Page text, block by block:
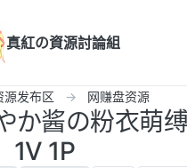
真紅の資源討論組
源发布区 网赚盘资源
か酱の粉衣萌
1V 1P